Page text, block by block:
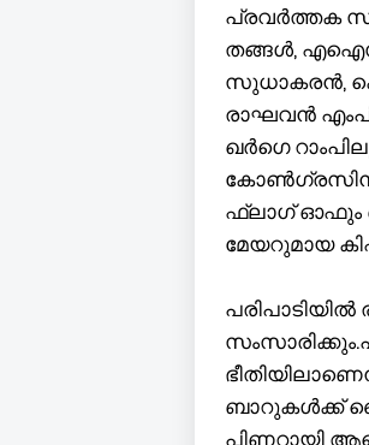
പ്രവര്‍ത്തക
തങ്ങള്‍,
സുധാകരൻ,
രാഘവൻ
ഖര്‍ഗെ
ഫ്ലാഗ് ഓഫും
മേയറുമായ
ബാറുകൾക്ക്
പിണറായി